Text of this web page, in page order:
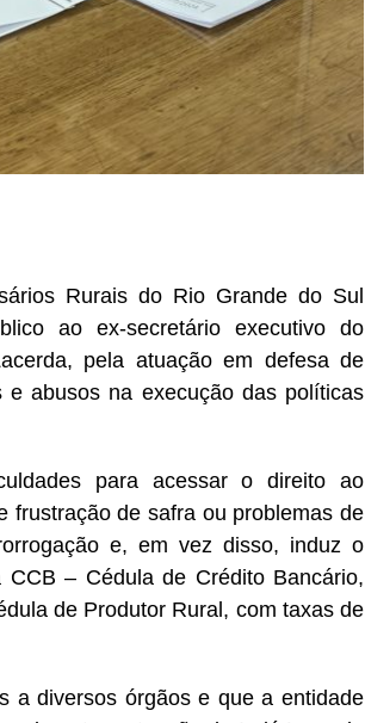
Rurais do Rio Grande do Sul
ao ex-secretário executivo do
pela atuação em defesa de
abusos na execução das políticas
para acessar o direito ao
frustração de safra ou problemas de
e, em vez disso, induz o
– Cédula de Crédito Bancário,
de Produtor Rural, com taxas de
a diversos órgãos e que a entidade